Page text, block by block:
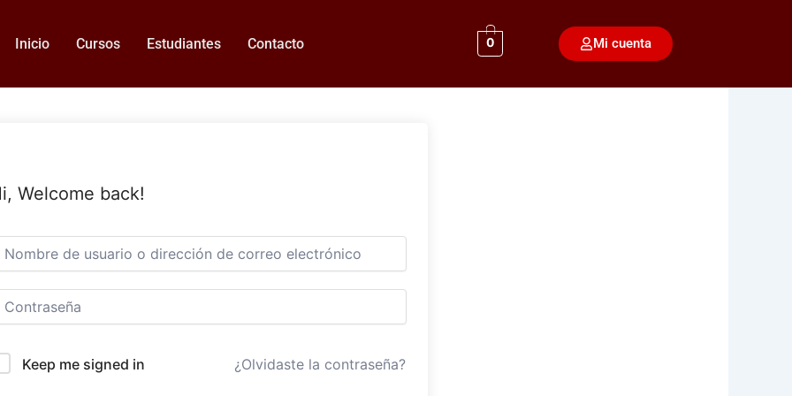
Inicio Cursos Estudiantes Contacto 0 Mi cuenta
Welcome back!
Keep me signed in ¿Olvidaste la contraseña?